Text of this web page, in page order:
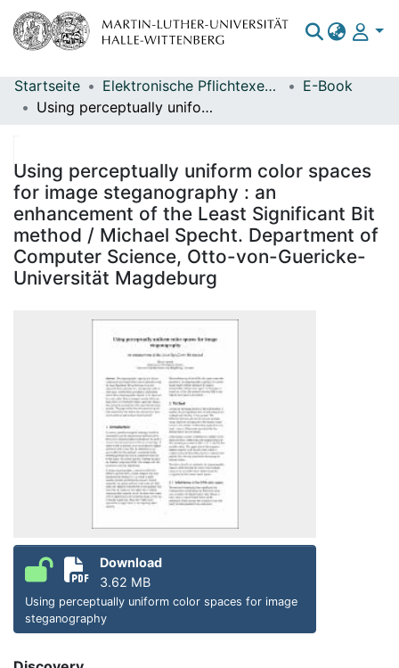
Bereiche & Sammlungen
Statistiken
Startseite Elektronische Pflichtexemplare
E-Book
Using perceptually uniform color spaces for image steganography : an enhancement of the Least Significant Bit method / Michael Specht. Department of Computer Science, Otto-von-Guericke-Universität Magdeburg
Using perceptually uniform color spaces
for image steganography : an
enhancement of the Least Significant Bit
method / Michael Specht. Department of
Computer Science, Otto-von-Guericke-
Universität Magdeburg
Download
3.62 MB
Using perceptually uniform color spaces for image
steganography